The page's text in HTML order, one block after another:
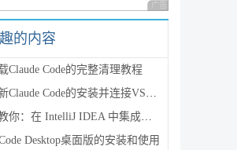
广告 商业广告，理性
的内容
Claude Code的完整清理教程
的安装并连接VScode的保姆级教程(使用CC Switch或ollama连接)
在 IntelliJ IDEA 中集成并高效使用 Claude Code
Desktop桌面版的安装和使用